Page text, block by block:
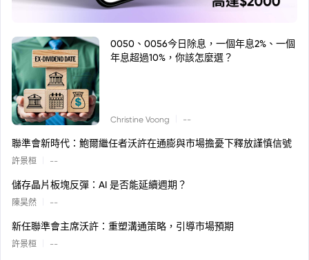
0050、0056今日除息，一個年息2%、一個
年息超過10%，你該怎麼選？
Christine Voong --
聯準會新時代：鮑爾繼任者沃許在通膨與市場擔憂下釋放謹慎信號
許景桓 --
儲存晶片板塊反彈：AI 是否能延續週期？
陳昊然 --
新任聯準會主席沃許：重塑溝通策略，引導市場預期
許景桓 --